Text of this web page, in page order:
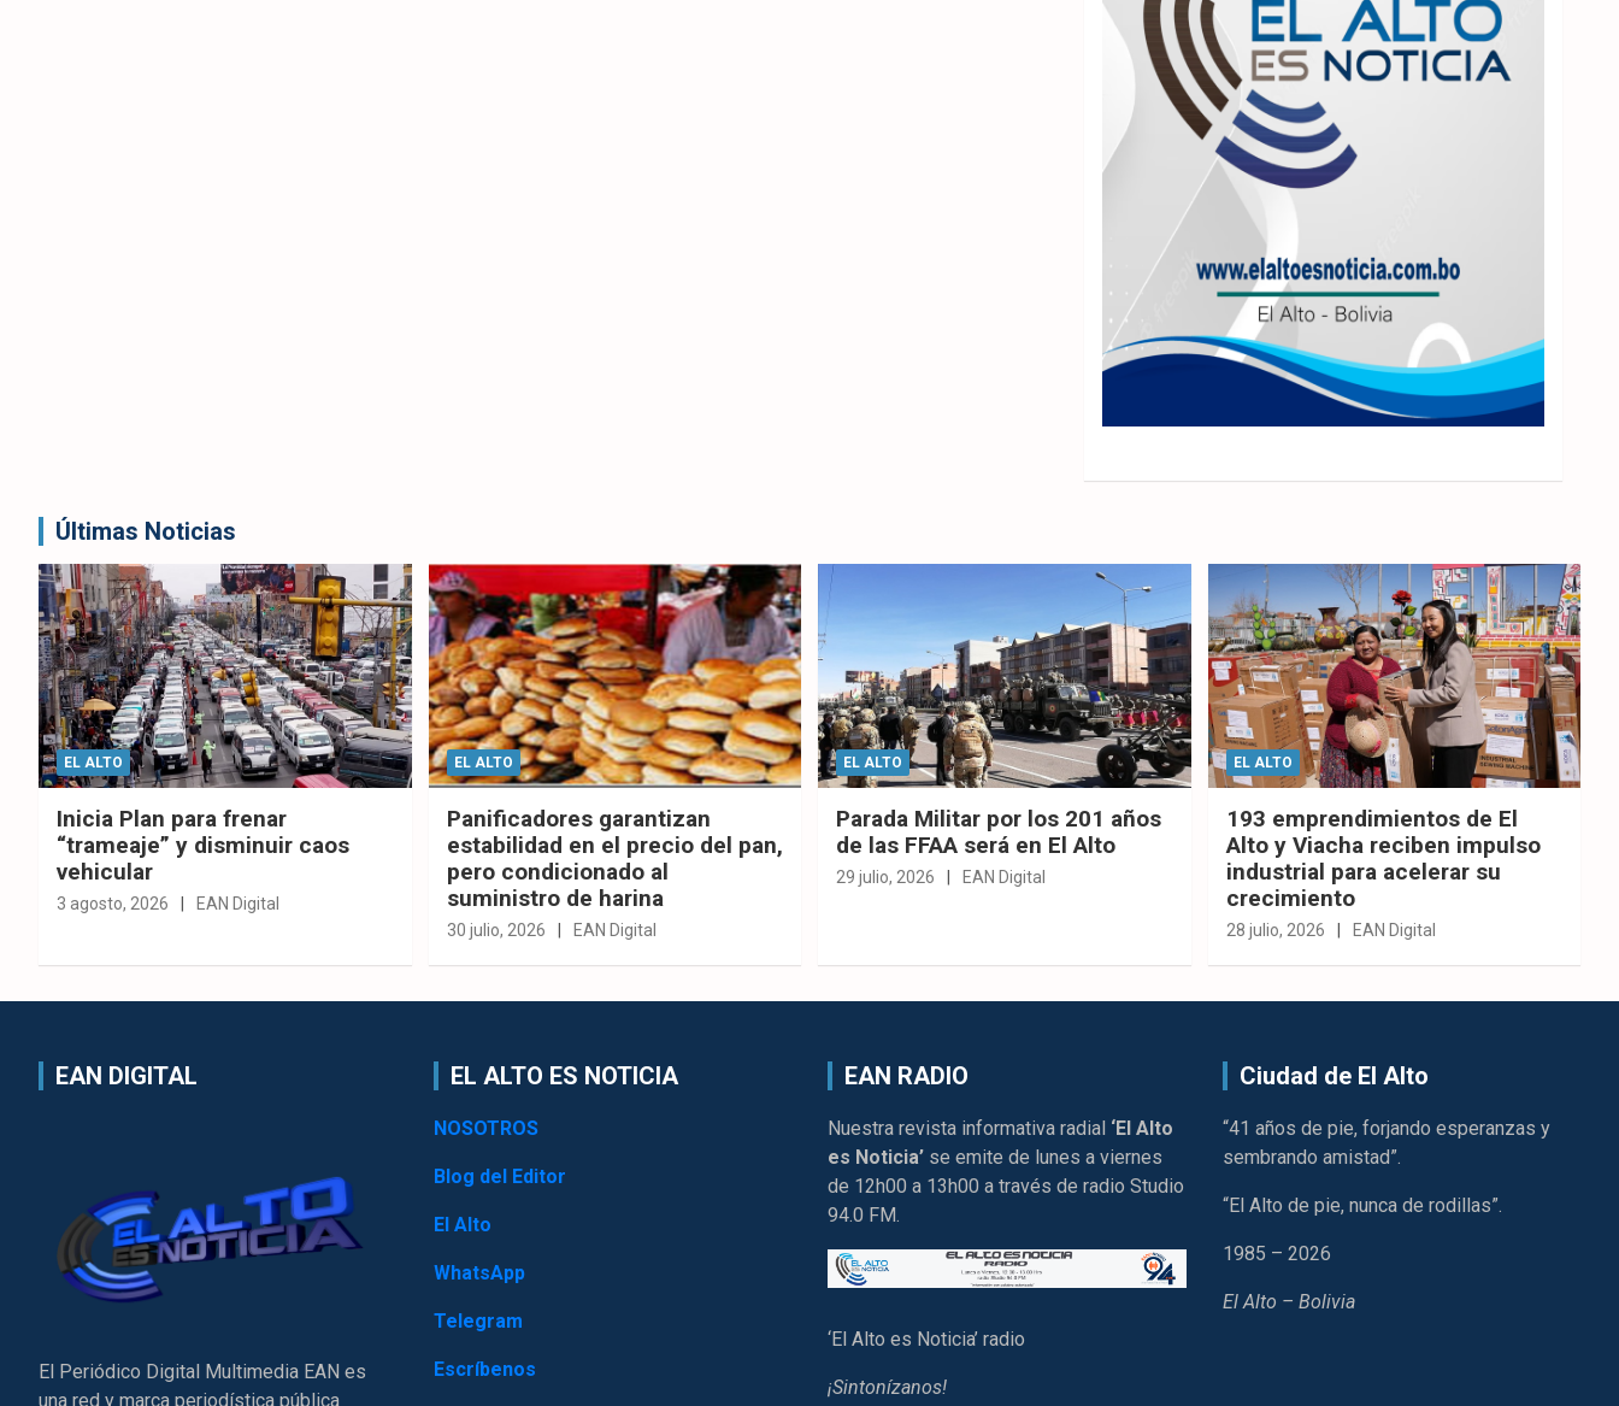
Últimas Noticias
EL ALTO
Inicia Plan para frenar
“trameaje” y disminuir caos
vehicular
3 agosto, 2026 EAN Digital
EL ALTO
Panificadores garantizan
estabilidad en el precio del pan,
pero condicionado al
suministro de harina
30 julio, 2026 EAN Digital
EL ALTO
Parada Militar por los 201 años
de las FFAA será en El Alto
29 julio, 2026 EAN Digital
EL ALTO
193 emprendimientos de El
Alto y Viacha reciben impulso
industrial para acelerar su
crecimiento
28 julio, 2026 EAN Digital
EAN DIGITAL
El Periódico Digital Multimedia EAN es
una red y marca periodística pública
EL ALTO ES NOTICIA
NOSOTROS
Blog del Editor
El Alto
WhatsApp
Telegram
Escríbenos
EAN RADIO
Nuestra revista informativa radial ‘El Alto
es Noticia’ se emite de lunes a viernes
de 12h00 a 13h00 a través de radio Studio
94.0 FM.
‘El Alto es Noticia’ radio
¡Sintonízanos!
Ciudad de El Alto
“41 años de pie, forjando esperanzas y
sembrando amistad”.
“El Alto de pie, nunca de rodillas”.
1985 – 2026
El Alto – Bolivia